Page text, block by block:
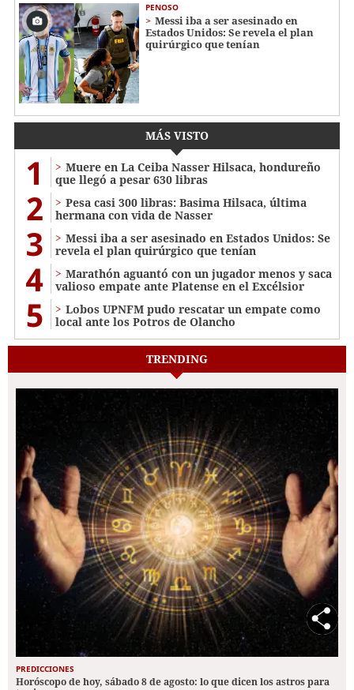
PENOSO
Messi iba a ser asesinado en
Estados Unidos: Se revela el plan
quirúrgico que tenían
MÁS VISTO
1
Muere en La Ceiba Nasser Hilsaca, hondureño
que llegó a pesar 630 libras
2
Pesa casi 300 libras: Basima Hilsaca, última
hermana con vida de Nasser
3
Messi iba a ser asesinado en Estados Unidos: Se
revela el plan quirúrgico que tenían
4
Marathón aguantó con un jugador menos y saca
valioso empate ante Platense en el Excélsior
5
Lobos UPNFM pudo rescatar un empate como
local ante los Potros de Olancho
TRENDING
PREDICCIONES
Horóscopo de hoy, sábado 8 de agosto: lo que dicen los astros para